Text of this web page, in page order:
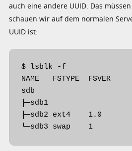
auch eine andere UUID. Das
schauen wir auf dem normalen
UUID ist:
$ lsblk -f
NAME
├─sdb2 ext4    1.0
└─sdb3 swap    1